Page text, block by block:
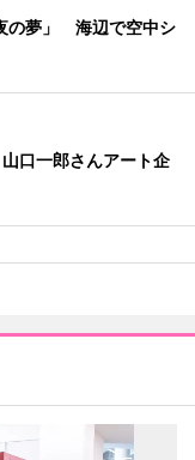
の夢」 海辺で空中シ
口一郎さんアート企